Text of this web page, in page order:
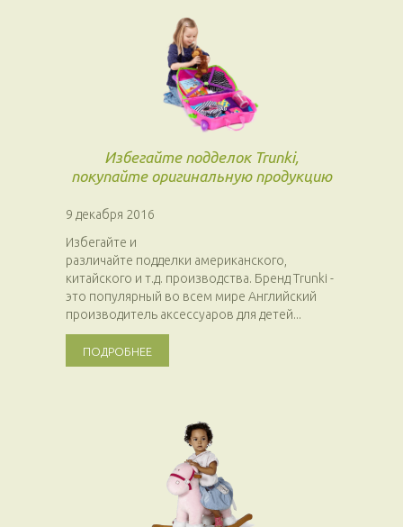
Избегайте подделок Trunki,
покупайте оригинальную продукцию
9 декабря 2016
Избегайте и
различайте подделки американского,
китайского и т.д. производства. Бренд Trunki -
это популярный во всем мире Английский
производитель аксессуаров для детей...
ПОДРОБНЕЕ